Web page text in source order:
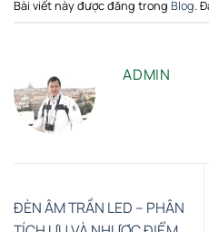
Bài viết này được đăng trong Blog.
ADMIN
ĐÈN ÂM TRẦN LED – PHÂN